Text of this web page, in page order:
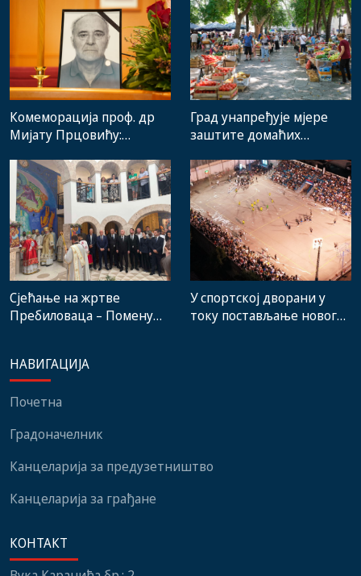
Комеморација проф. др
Мијату Прцовићу:
стручњака и човјека који
је Требиње носио у срцу
Град унапређује мјере
заштите домаћих
градске пијаце
Сјећање на жртве
Пребиловаца – Помену
институција, локалних
заједница и грађани
У спортској дворани у
току постављање новог
НАВИГАЦИЈА
Почетна
Градоначелник
Канцеларија за предузетништво
Канцеларија за грађане
КОНТАКТ